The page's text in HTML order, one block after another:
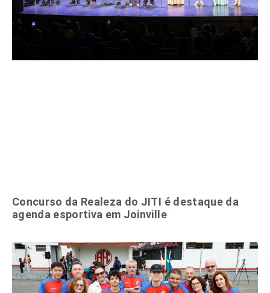
Concurso da Realeza do JITI é destaque da
agenda esportiva em Joinville